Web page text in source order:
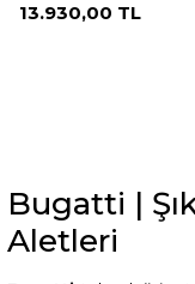
13.930,00 TL
Bugatti |
Aletleri